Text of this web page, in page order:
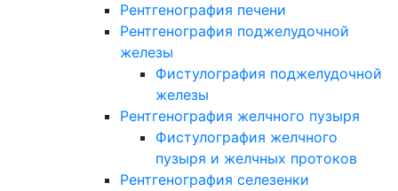
Рентгенография печени
Рентгенография поджелудочной
железы
Фистулография поджелудочной
железы
Рентгенография желчного пузыря
Фистулография желчного
пузыря и желчных протоков
Рентгенография селезенки